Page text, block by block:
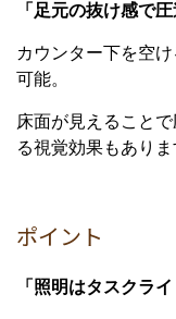
「足元の抜け感で
カウンター下を空
可能。
床面が見えること
る視覚効果もありま
ポイント
「照明はタスクラ